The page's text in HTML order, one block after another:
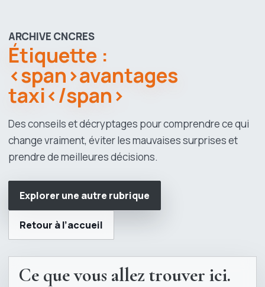
ARCHIVE CNCRES
Étiquette :
<span>avantages
taxi</span>
Des conseils et décryptages pour comprendre ce qui
change vraiment, éviter les mauvaises surprises et
prendre de meilleures décisions.
Explorer une autre rubrique
Retour à l’accueil
Ce que vous allez trouver ici.